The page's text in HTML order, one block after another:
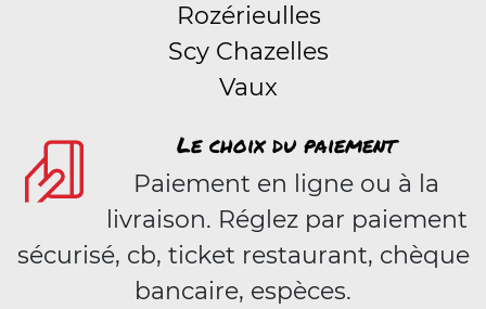
Rozérieulles
Scy Chazelles
Vaux
Le choix du paiement
Paiement en ligne ou à la
livraison. Réglez par paiement
sécurisé, cb, ticket restaurant, chèque
bancaire, espèces.